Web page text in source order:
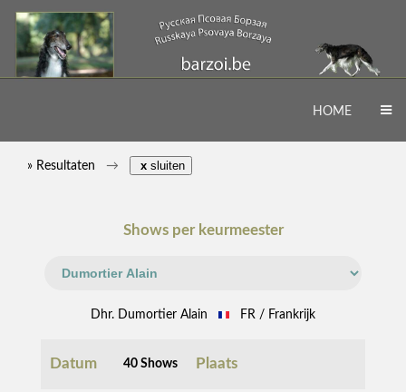
HOME
» Resultaten x sluiten
Shows per keurmeester
Dhr. Dumortier Alain FR / Frankrijk
Datum 40 Shows Plaats